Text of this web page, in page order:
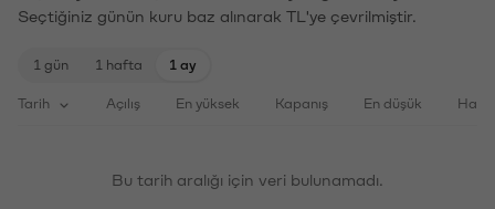
Seçtiğiniz günün kuru baz alınarak TL'ye çevrilmiştir.
1 gün 1 hafta 1 ay
Tarih Açılış En yüksek Kapanış En düşük
Bu tarih aralığı için veri bulunamadı.